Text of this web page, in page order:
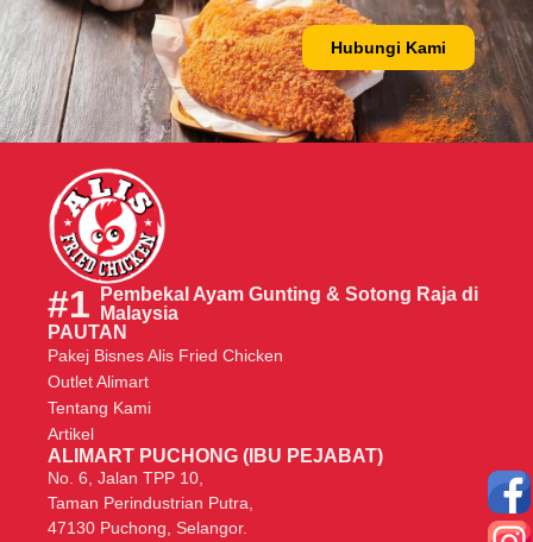
Hubungi Kami
#1
Pembekal Ayam Gunting & Sotong Raja di
Malaysia
PAUTAN
Pakej Bisnes Alis Fried Chicken
Outlet Alimart
Tentang Kami
Artikel
ALIMART PUCHONG (IBU PEJABAT)
No. 6, Jalan TPP 10,
Taman Perindustrian Putra,
47130 Puchong, Selangor.